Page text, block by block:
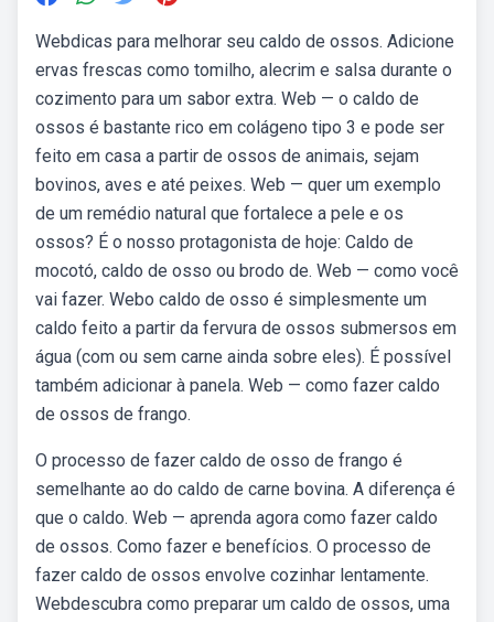
Webdicas para melhorar seu caldo de ossos. Adicione
ervas frescas como tomilho, alecrim e salsa durante o
cozimento para um sabor extra. Web — o caldo de
ossos é bastante rico em colágeno tipo 3 e pode ser
feito em casa a partir de ossos de animais, sejam
bovinos, aves e até peixes. Web — quer um exemplo
de um remédio natural que fortalece a pele e os
ossos? É o nosso protagonista de hoje: Caldo de
mocotó, caldo de osso ou brodo de. Web — como você
vai fazer. Webo caldo de osso é simplesmente um
caldo feito a partir da fervura de ossos submersos em
água (com ou sem carne ainda sobre eles). É possível
também adicionar à panela. Web — como fazer caldo
de ossos de frango.
O processo de fazer caldo de osso de frango é
semelhante ao do caldo de carne bovina. A diferença é
que o caldo. Web — aprenda agora como fazer caldo
de ossos. Como fazer e benefícios. O processo de
fazer caldo de ossos envolve cozinhar lentamente.
Webdescubra como preparar um caldo de ossos, uma